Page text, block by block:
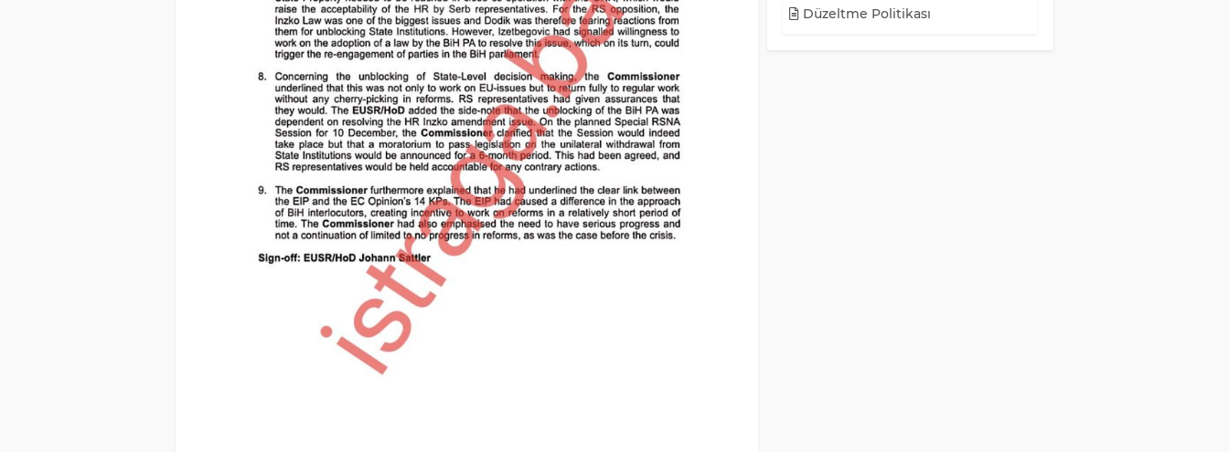
Düzeltme Politikası